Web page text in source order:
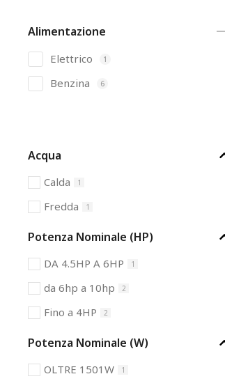
Alimentazione
Elettrico 1
Benzina 6
Acqua
Calda 1
Fredda 1
Potenza Nominale (HP)
DA 4.5HP A 6HP 1
da 6hp a 10hp 2
Fino a 4HP 2
Potenza Nominale (W)
OLTRE 1501W 1